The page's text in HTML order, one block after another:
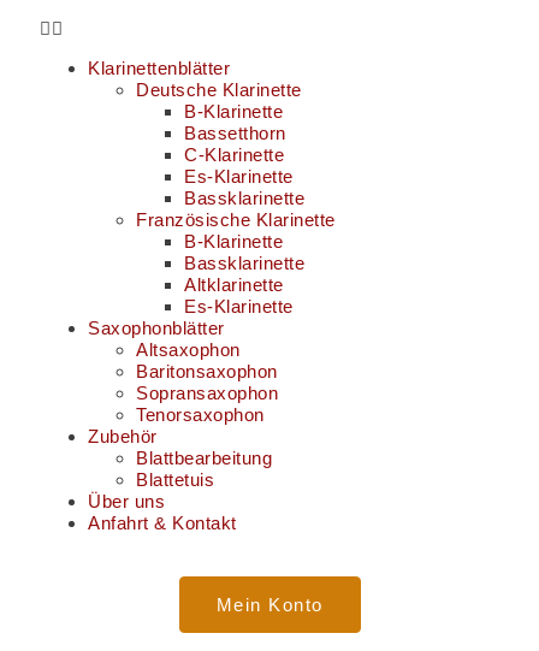
Klarinettenblätter
Deutsche Klarinette
B-Klarinette
Bassetthorn
C-Klarinette
Es-Klarinette
Bassklarinette
Französische Klarinette
B-Klarinette
Bassklarinette
Altklarinette
Es-Klarinette
Saxophonblätter
Altsaxophon
Baritonsaxophon
Sopransaxophon
Tenorsaxophon
Zubehör
Blattbearbeitung
Blattetuis
Über uns
Anfahrt & Kontakt
Mein Konto